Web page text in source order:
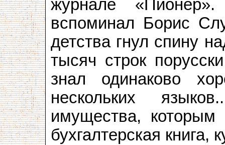
журнале
вспоминал Борис
дет­ства гнул спину
тысяч строк
знал одинаково
нескольких
имущества,
бухгалтерская книга,